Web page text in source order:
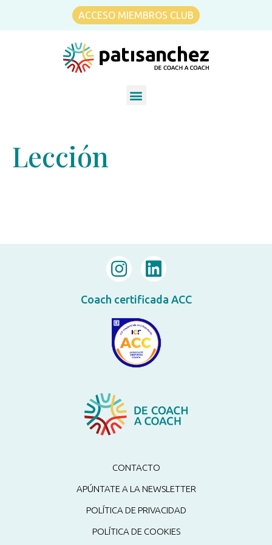
ACCESO MIEMBROS CLUB
Lección
CONTACTO
APÚNTATE A LA NEWSLETTER
POLÍTICA DE PRIVACIDAD
POLÍTICA DE COOKIES
Coach certificada ACC